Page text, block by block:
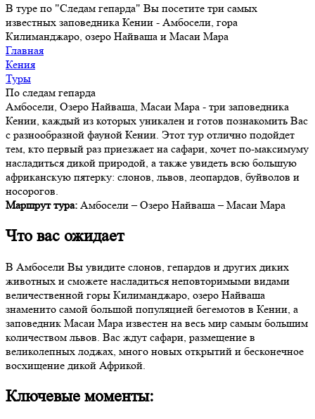
В туре по "Следам гепарда" Вы посетите три самых
известных заповедника Кении - Амбосели, гора
Килиманджаро, озеро Найваша и Масаи Мара
Главная
Кения
Туры
По следам гепарда
Амбосели, Озеро Найваша, Масаи Мара - три заповедника
Кении, каждый из которых уникален и готов познакомить Вас
с разнообразной фауной Кении. Этот тур отлично подойдет
тем, кто первый раз приезжает на сафари, хочет по-максимуму
насладиться дикой природой, а также увидеть всю большую
африканскую пятерку: слонов, львов, леопардов, буйволов и
носорогов.
Маршрут тура: Амбосели – Озеро Найваша – Масаи Мара
Что вас ожидает
В Амбосели Вы увидите слонов, гепардов и других диких
животных и сможете насладиться неповторимыми видами
величественной горы Килиманджаро, озеро Найваша
знаменито самой большой популяцией бегемотов в Кении, а
заповедник Масаи Мара известен на весь мир самым большим
количеством львов. Вас ждут сафари, размещение в
великолепных лоджах, много новых открытий и бесконечное
восхищение дикой Африкой.
Ключевые моменты: